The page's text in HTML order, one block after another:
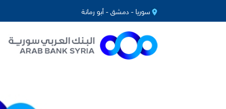
سوريا - دمشق - أبو رمانة